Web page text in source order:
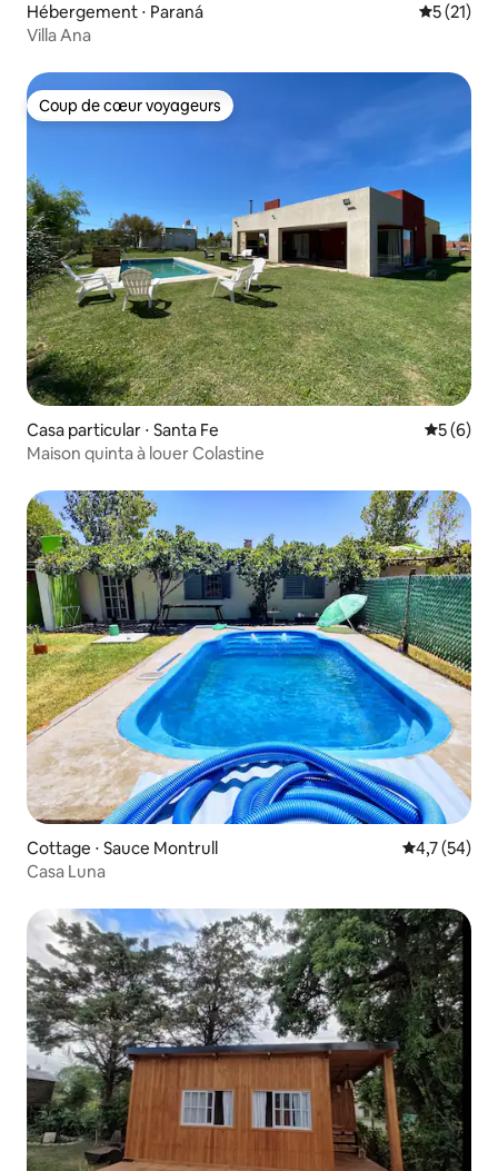
Hébergement ⋅ Paraná
5 (21)
Villa Ana
Coup de cœur voyageurs
Coup de cœur voyageurs
Casa particular ⋅ Santa Fe
5 (6)
Maison quinta à louer Colastine
Cottage ⋅ Sauce Montrull Évaluation
4,7 (54)
Casa Luna